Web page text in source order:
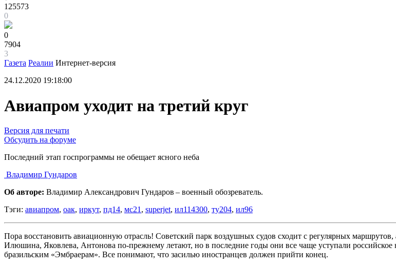
125573
0
0
7904
3
Газета Реалии Интернет-версия
24.12.2020 19:18:00
Авиапром уходит на третий круг
Версия для печати
Обсудить на форуме
Последний этап госпрограммы не обещает ясного неба
Владимир Гундаров
Об авторе: Владимир Александрович Гундаров – военный обозреватель.
Тэги: авиапром, оак, иркут, пд14, мс21 , superjet, ил114300, ту204, ил96
Пора восстановить авиационную отрасль! Советский парк воздушных судов сходит с регулярных
Илюшина, Яковлева, Антонова по-прежнему летают, но в последние годы они все чаще уступали
бразильским «Эмбраерам». Все понимают, что засилью иностранцев должен прийти конец.